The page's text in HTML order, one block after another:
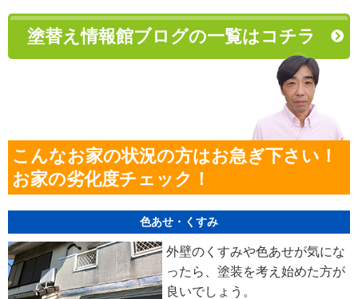
塗替え情報館ブログの一覧はコチラ
こんなお家の状況の方はお急ぎ下さい！
お家の劣化度チェック！
色あせ・くすみ
外壁のくすみや色あせが気にな
ったら、塗装を考え始めた方が
良いでしょう。